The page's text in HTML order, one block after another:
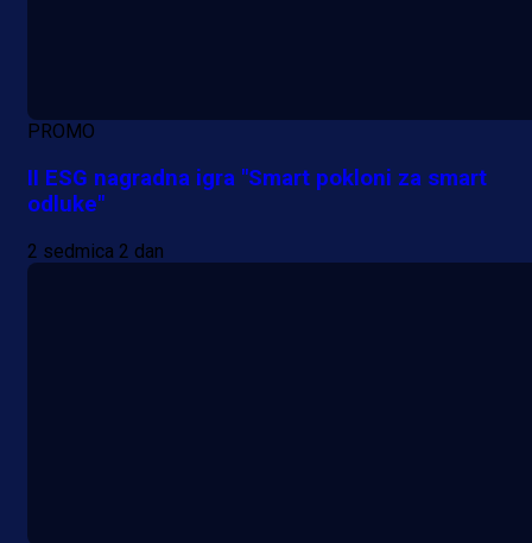
PROMO
II ESG nagradna igra "Smart pokloni za smart
odluke"
2 sedmica 2 dan